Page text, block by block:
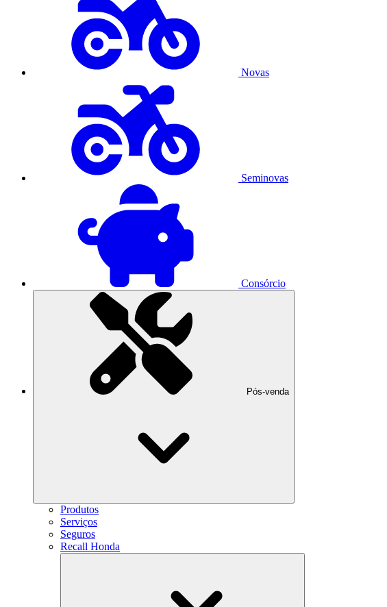
Novas
Seminovas
Consórcio
Pós-venda
Produtos
Serviços
Seguros
Recall Honda